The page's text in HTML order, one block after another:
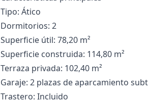
Tipo: Ático
Dormitorios: 2
Superficie útil: 78,20 m²
Superficie construida: 114,80 m²
Terraza privada: 102,40 ‌m²
Garaje: ‌2 ‌plazas ‌de ‌aparcamiento
Trastero: Incluido